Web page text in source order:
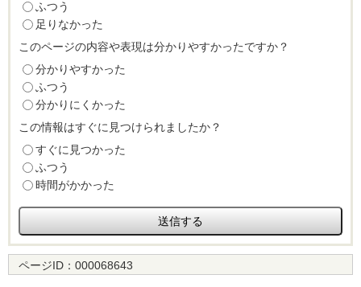
ふつう
足りなかった
このページの内容や表現は分かりやすかったですか？
分かりやすかった
ふつう
分かりにくかった
この情報はすぐに見つけられましたか？
すぐに見つかった
ふつう
時間がかかった
ページID： 000068643